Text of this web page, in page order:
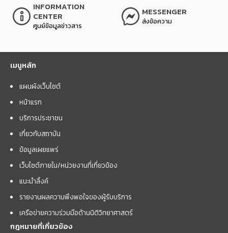
INFORMATION
CENTER
ศูนย์ข้อมูลข่าวสาร
MESSENGER
ส่งข้อความ
เมนูหลัก
แผนผังเว็บไซต์
หน้าแรก
บริการประชาชน
เกี่ยวกับสถาบัน
ข้อมูลเผยแพร่
เว็บไซต์ภายใน/หน่วยงานที่เกี่ยวข้อง
แนะนำลิ้งค์
รายงานผลความพึงพอใจของผู้รับบริการ
เครือข่ายความร่วมมือด้านนิติวิทยาศาสตร์
กฎหมายที่เกี่ยวข้อง